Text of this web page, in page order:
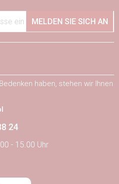
ein MELDEN SIE SICH AN
haben, stehen wir Ihnen
24
- 15.00 Uhr